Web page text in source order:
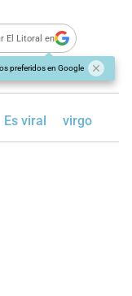
El Litoral en
preferidos en Google
Es viral virgo